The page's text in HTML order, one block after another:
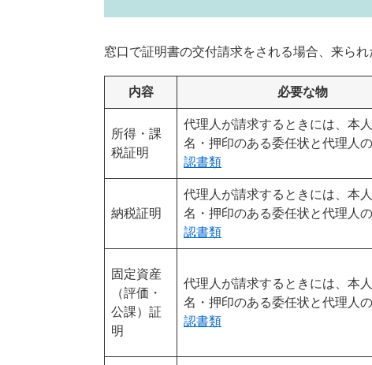
窓口で証明書の交付請求をされる場合、来ら
内容 必要な物
所得・課
税証明
代理人が請求するときには、本
名・押印のある委任状と代理人の
認書類
納税証明
代理人が請求するときには、本
名・押印のある委任状と代理人の
認書類
固定資産
（評価・
公課）証
明
代理人が請求するときには、本
名・押印のある委任状と代理人の
認書類